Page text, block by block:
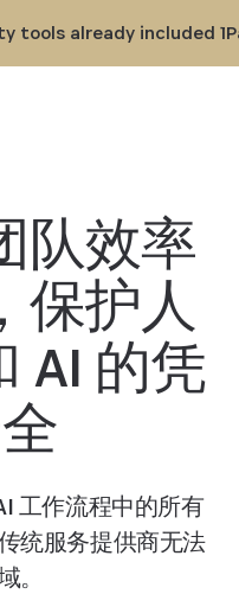
tools already included
队效率
保护人
AI 的凭
工作流程中的所有
统服务提供商无法
。